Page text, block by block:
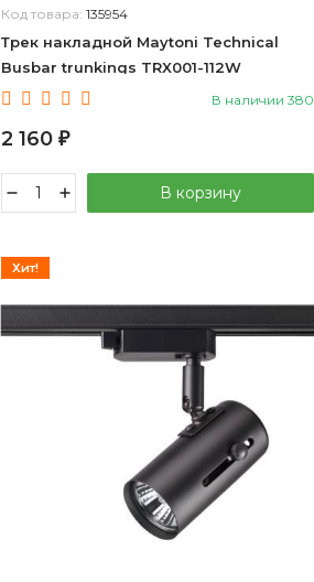
Код товара: 135954
Трек накладной Maytoni Technical
Busbar trunkings TRX001-112W
В наличии 380
2 160 ₽
В корзину
Хит!